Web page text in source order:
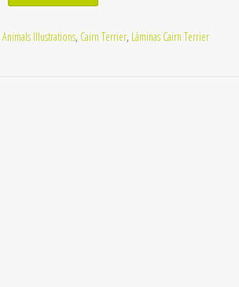
Animals Illustrations, Cairn Terrier, Láminas Cairn Terrier